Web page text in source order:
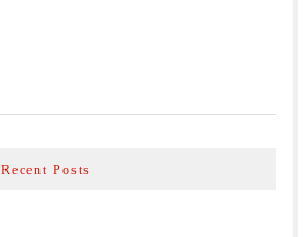
Recent Posts